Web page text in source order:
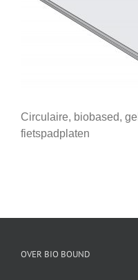
Circulaire, biobased,
fietspadplaten
OVER BIO BOUND